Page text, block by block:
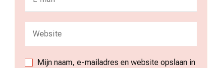
Mijn naam, e-mailadres en website opslaan in